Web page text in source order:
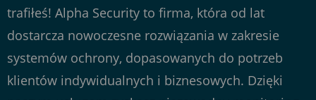
trafiłeś! Alpha Security to firma, która od lat
dostarcza nowoczesne rozwiązania w zakresie
systemów ochrony, dopasowanych do potrzeb
klientów indywidualnych i biznesowych. Dzięki